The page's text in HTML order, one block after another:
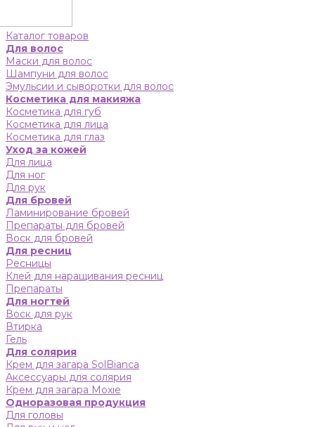
Каталог товаров
Для волос
Маски для волос
Шампуни для волос
Эмульсии и сыворотки для волос
Косметика для макияжа
Косметика для губ
Косметика для лица
Косметика для глаз
Уход за кожей
Для лица
Для ног
Для рук
Для бровей
Ламинирование бровей
Препараты для бровей
Воск для бровей
Для ресниц
Ресницы
Клей для наращивания ресниц
Препараты
Для ногтей
Воск для рук
Втирка
Гель
Для солярия
Крем для загара SolBianca
Аксессуары для солярия
Крем для загара Moxie
Одноразовая продукция
Для головы